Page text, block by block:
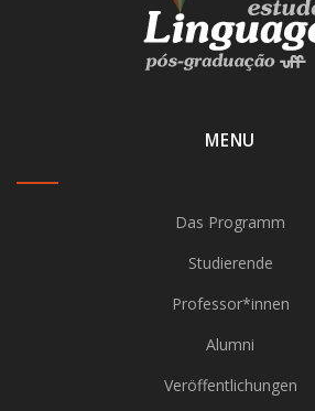
MENU
Das Programm
Studierende
Professor*innen
Alumni
Veröffentlichungen